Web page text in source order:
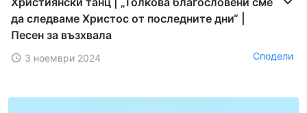
да следваме Христос от последните дни“ |
Песен за възхвала
3 ноември 2024 Сподели